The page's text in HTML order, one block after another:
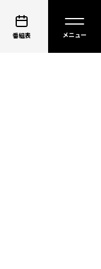
番組表